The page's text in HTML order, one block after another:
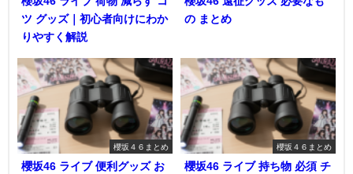
ツ グッズ｜初心者向けにわか
りやすく解説
の まとめ
櫻坂４６まとめ
櫻坂46 ライブ 便利グッズ お
櫻坂４６まとめ
櫻坂46 ライブ 持ち物 必須 チ